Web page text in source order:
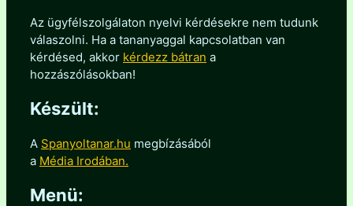
Az ügyfélszolgálaton nyelvi kérdésekre nem tudunk
válaszolni. Ha a tananyaggal kapcsolatban van
kérdésed, akkor kérdezz bátran a
hozzászólásokban!
Készült:
A Spanyoltanar.hu megbízásából
a Média Irodában.
Menü: